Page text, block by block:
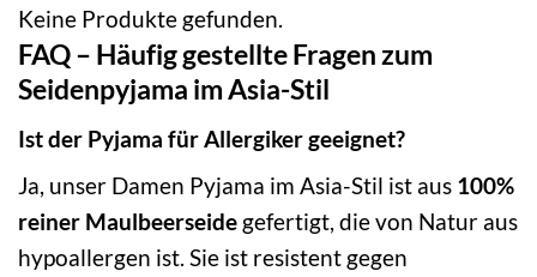
Keine Produkte gefunden.
FAQ – Häufig gestellte Fragen zum
Seidenpyjama im Asia-Stil
Ist der Pyjama für Allergiker geeignet?
Ja, unser Damen Pyjama im Asia-Stil ist aus 100%
reiner Maulbeerseide gefertigt, die von Natur aus
hypoallergen ist. Sie ist resistent gegen